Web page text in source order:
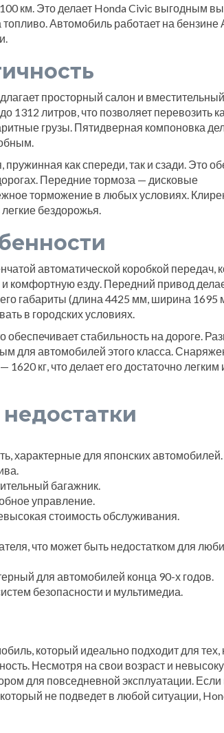
км. Это делает Honda Civic выгодным
топливо. Автомобиль работает на
просторный салон и
1312 литров, что позволяет перевозить
грузы. Пятидверная компоновка
как спереди, так и сзади. Это
Передние тормоза — дисковые
торможение в любых условиях.
бездорожья.
автоматической коробкой передач,
комфортную езду. Передний привод
габариты (длина 4425 мм, ширина 1695
в городских условиях.
обеспечивает стабильность на дороге.
для автомобилей этого класса.
кг, что делает его достаточно легким
характерные для японских автомобилей.
багажник.
управление.
стоимость обслуживания.
что может быть недостатком для
для автомобилей конца 90-х годов.
безопасности и мультимедиа.
который идеально подходит для тех,
Несмотря на свои возраст и
для повседневной эксплуатации.
не подведет в любой ситуации,